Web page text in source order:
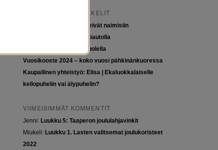
VIIMEISIMMÄT ARTIKKELIT
Tytöt kuuluvat kouluun, eivät naimisiin
Euroopan roadtrip sähköautolla
Tyttöjen ja tasa-arvon puolella
Vuosikooste 2024 – koko vuosi pähkinänkuoressa
Kaupallinen yhteistyö: Elisa | Ekaluokkalaiselle
kellopuhelin vai älypuhelin?
VIIMEISIMMÄT KOMMENTIT
Jenni: Luukku 5: Taaperon joululahjavinkit
Miukeli: Luukku 1. Lasten valitsemat joulukoristeet
2022